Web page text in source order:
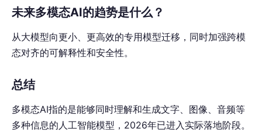
未来多模态AI的趋势是什么？
从大模型向更小、更高效的专用模型迁移，同时加强跨模
态对齐的可解释性和安全性。
总结
多模态AI指的是能够同时理解和生成文字、图像、音频等
多种信息的人工智能模型，2026年已进入实际落地阶段。